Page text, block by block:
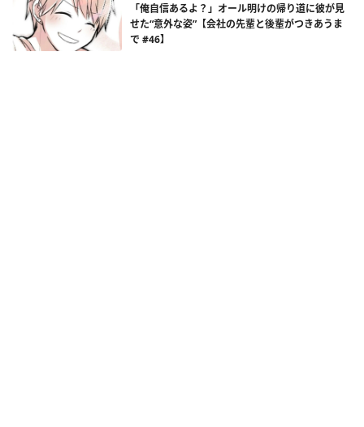
「俺自信あるよ？」オール明けの帰り道に彼が見
せた“意外な姿”【会社の先輩と後輩がつきあうま
で #46】